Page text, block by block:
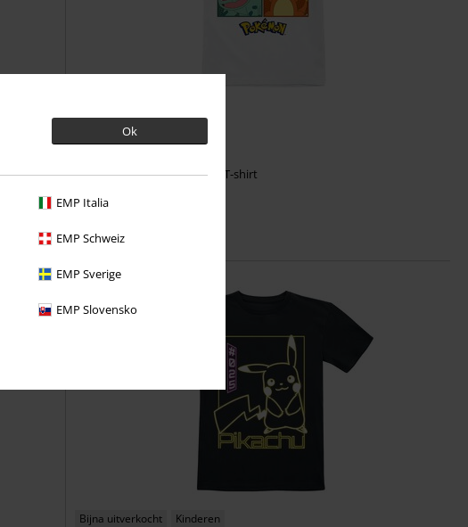
Ok
EMP Italia
EMP Schweiz
EMP Sverige
EMP Slovensko
Kids - Partner Pokémon T-shirt
Bijna uitverkocht Kinderen